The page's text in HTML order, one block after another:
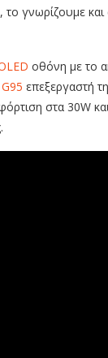
γνωρίζουμε
οθόνη με το
επεξεργαστή
στα 30W